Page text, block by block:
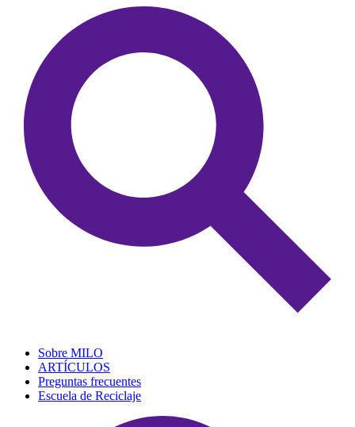
Sobre MILO
ARTÍCULOS
Preguntas frecuentes
Escuela de Reciclaje